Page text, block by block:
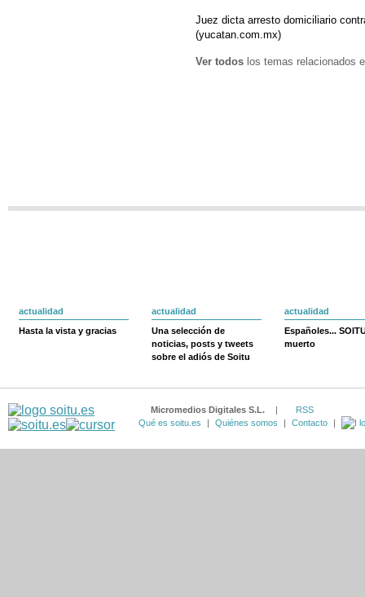
Juez dicta arresto domiciliario
(yucatan.com.mx)
Ver todos los temas relacionados
actualidad
Hasta la vista y gracias
actualidad
Una selección de
noticias, posts y tweets
sobre el adiós de Soitu
actualidad
Españoles...
muerto
Micromedios Digitales S.L. |
RSS
Qué es soitu.es
| Quiénes somos | Contacto |